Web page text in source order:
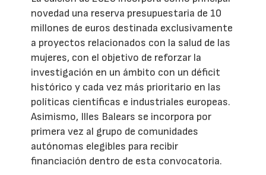
novedad una reserva presupuestaria de 10
millones de euros destinada exclusivamente
a proyectos relacionados con la salud de las
mujeres, con el objetivo de reforzar la
investigación en un ámbito con un déficit
histórico y cada vez más prioritario en las
políticas científicas e industriales europeas.
Asimismo, Illes Balears se incorpora por
primera vez al grupo de comunidades
autónomas elegibles para recibir
financiación dentro de esta convocatoria.